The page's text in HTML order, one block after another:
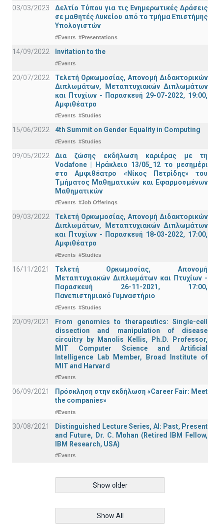
03/03/2023
Δελτίο Τύπου για τις Ενημερωτικές Δράσεις
σε μαθητές Λυκείου από το τμήμα Επιστήμης
Υπολογιστών
#Events #Presentations
14/09/2022 Invitation to the
#Events
20/07/2022
Τελετή Ορκωμοσίας, Απονομή Διδακτορικών
Διπλωμάτων, Μεταπτυχιακών Διπλωμάτων
και Πτυχίων - Παρασκευή 29-07-2022, 19:00,
Αμφιθέατρο
#Events #Studies
15/06/2022 4th Summit on Gender Equality in Computing
#Events #Studies
09/05/2022
Δια ζώσης εκδήλωση καριέρας με τη
Vodafone | Ηράκλειο 13/05_12 το μεσημέρι
στο Αμφιθέατρο «Νίκος Πετρίδης» του
Τμήματος Μαθηματικών και Εφαρμοσμένων
Μαθηματικών
#Events #Job Offerings
09/03/2022
Τελετή Ορκωμοσίας, Απονομή Διδακτορικών
Διπλωμάτων, Μεταπτυχιακών Διπλωμάτων
και Πτυχίων - Παρασκευή 18-03-2022, 17:00,
Αμφιθέατρο
#Events #Studies
16/11/2021
Τελετή Ορκωμοσίας, Απονομή
Μεταπτυχιακών Διπλωμάτων και Πτυχίων -
Παρασκευή 26-11-2021, 17:00,
Πανεπιστημιακό Γυμναστήριο
#Events #Studies
20/09/2021
From genomics to therapeutics: Single-cell
dissection and manipulation of disease
circuitry by Manolis Kellis, Ph.D. Professor,
MIT Computer Science and Artificial
Intelligence Lab Member, Broad Institute of
MIT and Harvard
#Events
06/09/2021
Πρόσκληση στην εκδήλωση «Career Fair: Meet
the companies»
#Events
30/08/2021
Distinguished Lecture Series, ΑΙ: Past, Present
and Future, Dr. C. Mohan (Retired IBM Fellow,
IBM Research, USA)
#Events
Show older
Show All